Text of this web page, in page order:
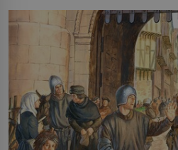
pře hned několik
Francie, kde se traduje,